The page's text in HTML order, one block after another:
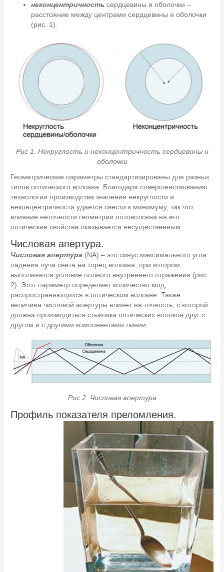
неконцентричность сердцевины и оболочки –
расстояние между центрами сердцевины и оболочки
(рис. 1).
Рис 1. Некруглость и неконцентричность сердцевины и
оболочки
Геометрические параметры стандартизированы для разных
типов оптического волокна. Благодаря совершенствованию
технологии производства значения некруглости и
неконцентричности удается свести к минимуму, так что
влияние неточности геометрии оптоволокна на его
оптические свойства оказывается несущественным.
Числовая апертура.
Числовая апертура (NA) – это синус максимального угла
падения луча света на торец волокна, при котором
выполняется условие полного внутреннего отражения (рис.
2). Этот параметр определяет количество мод,
распространяющихся в оптическом волокне. Также
величина числовой апертуры влияет на точность, с которой
должна производиться стыковка оптических волокон друг с
другом и с другими компонентами линии.
Рис 2. Числовая апертура
Профиль показателя преломления.